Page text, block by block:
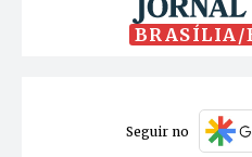
BRASÍLIA/
Seguir no